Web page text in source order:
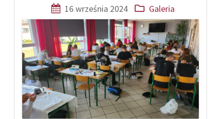
16 września 2024 Galeria